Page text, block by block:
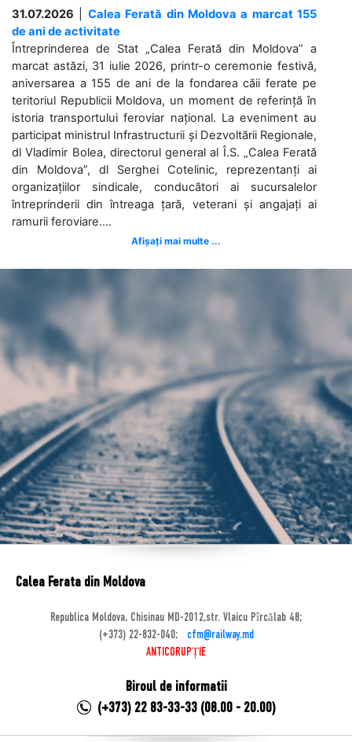
31.07.2026
Calea Ferată din Moldova a marcat 155
de ani de activitate
Întreprinderea de Stat „Calea Ferată din Moldova” a
marcat astăzi, 31 iulie 2026, printr-o ceremonie festivă,
aniversarea a 155 de ani de la fondarea căii ferate pe
teritoriul Republicii Moldova, un moment de referință în
istoria transportului feroviar național. La eveniment au
participat ministrul Infrastructurii și Dezvoltării Regionale,
dl Vladimir Bolea, directorul general al Î.S. „Calea Ferată
din Moldova”, dl Serghei Cotelinic, reprezentanți ai
organizațiilor sindicale, conducători ai sucursalelor
întreprinderii din întreaga țară, veterani și angajați ai
ramurii feroviare....
Afișați mai multe ...
Calea Ferata din Moldova
Republica Moldova, Chisinau MD-2012,str. Vlaicu Pîrcălab 48;
(+373) 22-832-040;
cfm@railway.md
ANTICORUPȚIE
Biroul de informatii
(+373) 22 83-33-33 (08.00 - 20.00)